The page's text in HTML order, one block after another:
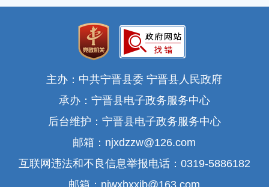
主办：中共宁晋县委 宁晋县人民政府
承办：宁晋县电子政务服务中心
后台维护：宁晋县电子政务服务中心
邮箱：njxdzzw@126.com
互联网违法和不良信息举报电话：0319-5886182